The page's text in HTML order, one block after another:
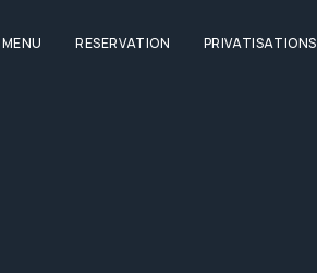
RESERVATION PRIVATISATIONS